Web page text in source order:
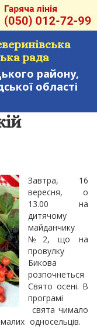
рада
району,
області
Завтра, 16
вересня, о
13.00 на
дитячому
майданчику
№2, що на
провулку
Бикова
розпочнеться
Свято осені. В
програмі
свята чимало
односельців.